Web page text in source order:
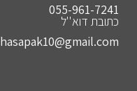
055-961-7241⁩
כתובת דוא''ל
hasapak10@gmail.com